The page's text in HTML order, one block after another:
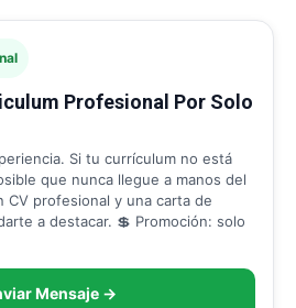
Profesional Por Solo
Si tu currículum no está
que nunca llegue a manos del
CV profesional y una carta de
a destacar. 💲 Promoción: solo
Mensaje →